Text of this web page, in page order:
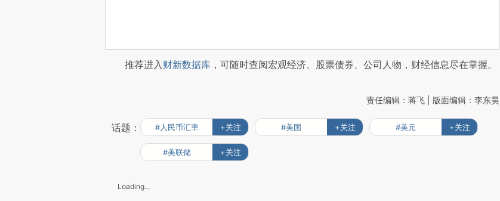
推荐进入财新数据库 ，可随时查阅宏观经济、股票债券、公司人物，财经信息尽在掌握。
责任编辑：蒋飞 | 版面编辑：李东昊
话题： #人民币汇率 +关注 #美国 +关注 #美元 +关注
#美联储 +关注
Loading...